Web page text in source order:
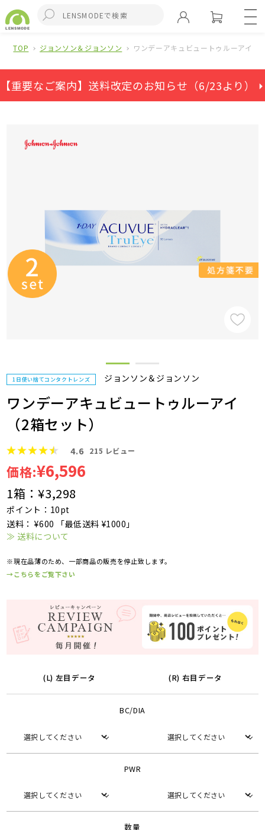
TOP ジョンソン＆ジョンソン ワンデーアキュビュートゥルーアイ（
【重要なご案内】送料改定のお知らせ（6/23より） ⏵
1日使い捨てコンタクトレンズ ジョンソン＆ジョンソン
ワンデーアキュビュートゥルーアイ
（2箱セット）
4.6 215 レビュー
価格:¥6,596
1箱：¥3,298
ポイント：10pt
送料： ¥600 「最低送料 ¥1000」
≫ 送料について
※現在品薄のため、一部商品の販売を停止致します。
→こちらをご覧下さい
(L) 左目データ (R) 右目データ
BC/DIA
PWR
数量